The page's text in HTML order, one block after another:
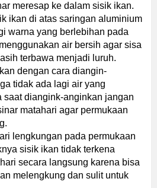
meresap ke dalam sisik ikan.
ikan di atas saringan aluminium
warna yang berlebihan pada
air bersih agar sisa
terbawa menjadi luruh.
dengan cara diangin-
tidak ada lagi air yang
saat diangink-anginkan jangan
matahari agar permukaan
lengkungan pada permukaan
sisik ikan tidak terkena
secara langsung karena bisa
melengkung dan sulit untuk